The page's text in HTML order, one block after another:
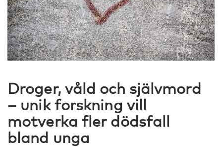
Droger, våld och självmord
– unik forskning vill
motverka fler dödsfall
bland unga